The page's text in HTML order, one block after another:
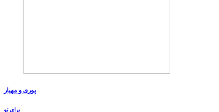
پوری و مهیار
برای تو